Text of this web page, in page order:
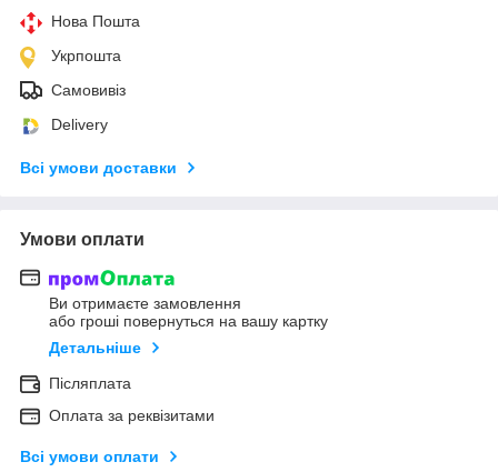
Нова Пошта
Укрпошта
Самовивіз
Delivery
Всі умови доставки
Умови оплати
Ви отримаєте замовлення
або гроші повернуться на вашу картку
Детальніше
Післяплата
Оплата за реквізитами
Всі умови оплати